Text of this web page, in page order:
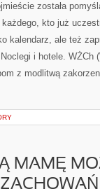
została
każdego, kto już
kalendarz, ale też
i hotele. WŻCh
z modlitwą
MAMĘ